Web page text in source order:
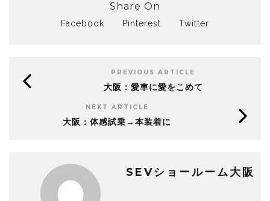
Share On
Facebook Pinterest Twitter
PREVIOUS ARTICLE
大阪：愛車に愛をこめて
NEXT ARTICLE
大阪：体感試乗→本装着に
SEVショールーム大阪